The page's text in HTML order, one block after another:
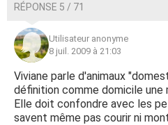
RÉPONSE 5 / 71
Utilisateur anonyme
8 juil. 2009 à 21:03
Viviane parle d'animaux
définition comme domicile une
Elle doit confondre avec les
savent même pas courir ni